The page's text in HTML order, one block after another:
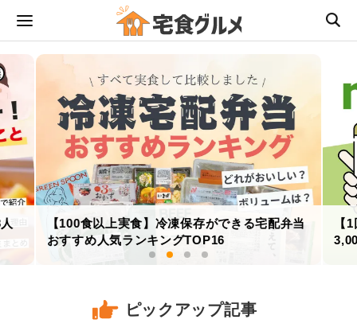
【100食以上実食】冷凍保存ができる宅配弁当
おすすめ人気ランキングTOP16
【
ピックアップ記事